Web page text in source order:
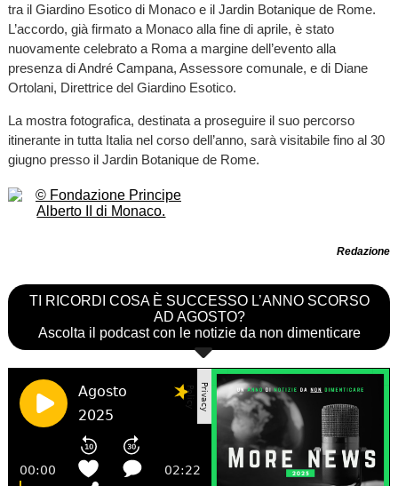
tra il Giardino Esotico di Monaco e il Jardin Botanique de Rome.
L’accordo, già firmato a Monaco alla fine di aprile, è stato
nuovamente celebrato a Roma a margine dell’evento alla
presenza di André Campana, Assessore comunale, e di Diane
Ortolani, Direttrice del Giardino Esotico.
La mostra fotografica, destinata a proseguire il suo percorso
itinerante in tutta Italia nel corso dell’anno, sarà visitabile fino al 30
giugno presso il Jardin Botanique de Rome.
Redazione
TI RICORDI COSA È SUCCESSO L’ANNO SCORSO
AD AGOSTO?
Ascolta il podcast con le notizie da non dimenticare